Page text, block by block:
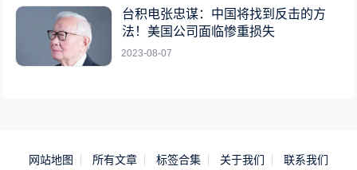
台积电张忠谋：中国将找到反击的方
法！美国公司面临惨重损失
2023-08-07
网站地图 所有文章 标签合集 关于我们 联系我们